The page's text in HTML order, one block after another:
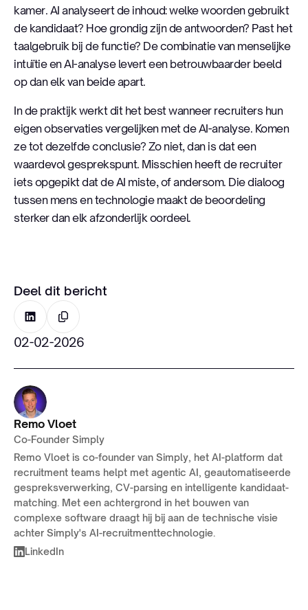
kamer. AI analyseert de inhoud: welke woorden gebruikt
de kandidaat? Hoe grondig zijn de antwoorden? Past het
taalgebruik bij de functie? De combinatie van menselijke
intuïtie en AI-analyse levert een betrouwbaarder beeld
op dan elk van beide apart.
In de praktijk werkt dit het best wanneer recruiters hun
eigen observaties vergelijken met de AI-analyse. Komen
ze tot dezelfde conclusie? Zo niet, dan is dat een
waardevol gesprekspunt. Misschien heeft de recruiter
iets opgepikt dat de AI miste, of andersom. Die dialoog
tussen mens en technologie maakt de beoordeling
sterker dan elk afzonderlijk oordeel.
Deel dit bericht
02-02-2026
Remo Vloet
Co-Founder Simply
Remo Vloet is co-founder van Simply, het AI-platform dat
recruitment teams helpt met agentic AI, geautomatiseerde
gespreksverwerking, CV-parsing en intelligente kandidaat-
matching. Met een achtergrond in het bouwen van
complexe software draagt hij bij aan de technische visie
achter Simply's AI-recruitmenttechnologie.
LinkedIn